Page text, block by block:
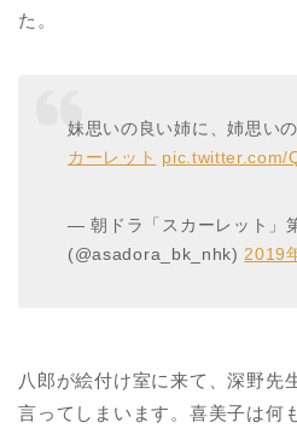
た。
妹思いの良い姉に、姉思い
カーレット pic.twitter.com/
— 朝ドラ「スカーレット」
(@asadora_bk_nhk)2019
八郎が絵付け室に来て、深野先
言ってしまいます。喜美子は何